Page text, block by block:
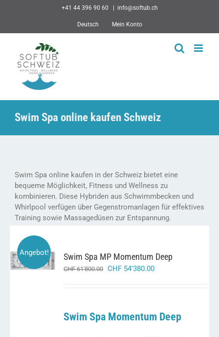
+41 44 396 90 60 info@softub.ch
Deutsch Mein Konto
Swim Spa online kaufen Schweiz
Swim Spa online kaufen in der Schweiz bietet eine
bequeme Möglichkeit, Fitness und Wellness zu
kombinieren. Diese Hybriden aus Schwimmbecken und
Whirlpool verfügen über Gegenstromanlagen für effektives
Training sowie Massagedüsen zur Entspannung.
Angebot!
IN DEN
WARENKORB
Swim Spa MP Momentum Deep
CHF61'800.00 ursprünglicher
CHF 54'380.00aktueller
Swim Spa Momentum Deep